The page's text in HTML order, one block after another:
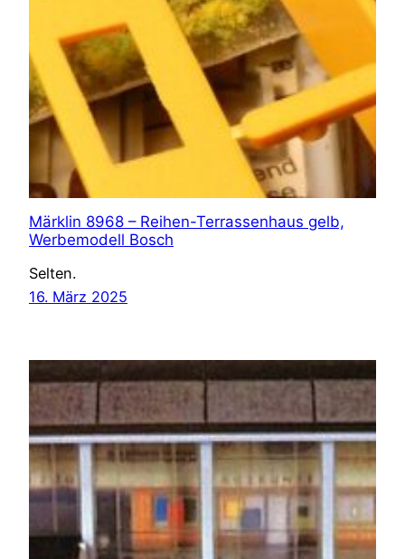
Märklin 8968 – Reihen-Terrassenhaus gelb,
Werbemodell Bosch
Selten.
16. März 2025